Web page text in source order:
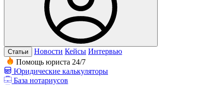
Статьи Новости Кейсы Интервью
Помощь юриста 24/7
Юридические калькуляторы
База нотариусов